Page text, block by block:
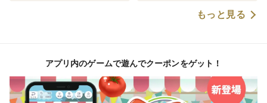
もっと見る
アプリ内のゲームで遊んでクーポンをゲット！